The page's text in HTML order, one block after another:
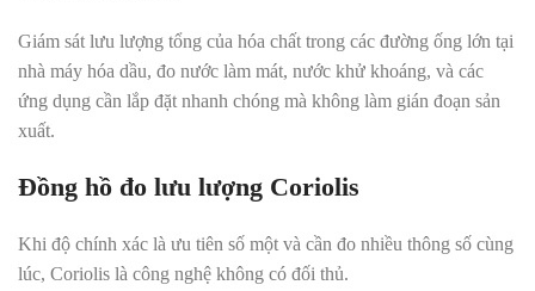
Giám sát lưu lượng tổng của hóa chất trong các đường ống lớn tại
nhà máy hóa dầu, đo nước làm mát, nước khử khoáng, và các
ứng dụng cần lắp đặt nhanh chóng mà không làm gián đoạn sản
xuất.
Đồng hồ đo lưu lượng Coriolis
Khi độ chính xác là ưu tiên số một và cần đo nhiều thông số cùng
lúc, Coriolis là công nghệ không có đối thủ.